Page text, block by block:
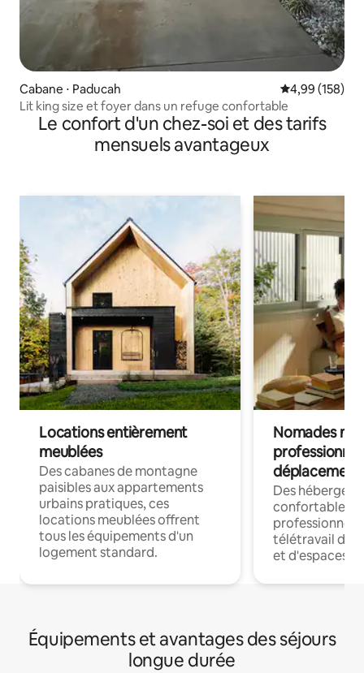
Cabane ⋅ Paducah Évaluation
4,99 (158)
Lit king size et foyer dans un refuge confortable
Le confort d'un chez-soi et des tarifs
mensuels avantageux
Locations entièrement
meublées
Des cabanes de montagne
paisibles aux appartements
urbains pratiques, ces
locations meublées offrent
tous les équipements d'un
logement standard.
Nomades
déplacement
Des
confortables
professionnels
télétravail
et d'espaces
Équipements et avantages des séjours
longue durée